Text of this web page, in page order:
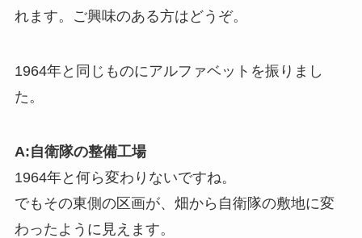
れます。ご興味のある方はどうぞ。
1964年と同じものにアルファベットを振りまし
た。
A:自衛隊の整備工場
1964年と何ら変わりないですね。
でもその東側の区画が、畑から自衛隊の敷地に変
わったように見えます。